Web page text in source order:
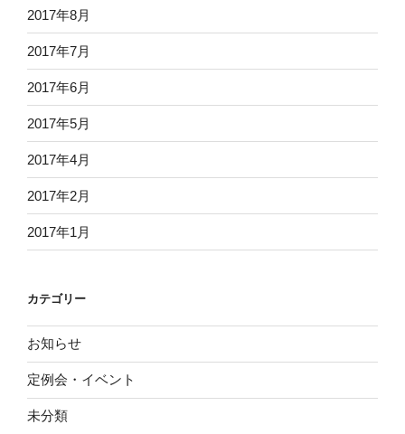
2017年8月
2017年7月
2017年6月
2017年5月
2017年4月
2017年2月
2017年1月
カテゴリー
お知らせ
定例会・イベント
未分類